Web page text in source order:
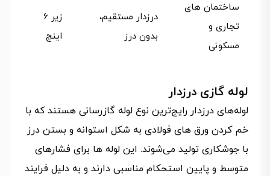
ساختمان‌ های
تجاری و
مسکونی
درزدار مستقیم،
بدون درز
زیر 6
اینچ
لوله گازی درزدار
لوله‌های درزدار رایج‌ترین نوع لوله گازرسانی هستند که با
خم کردن ورق‌ های فولادی به شکل استوانه و بستن درز
با جوشکاری تولید می‌شوند. این لوله‌ ها برای فشارهای
متوسط و پایین استحکام مناسبی دارند و به دلیل فرایند